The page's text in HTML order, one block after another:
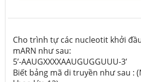
Cho trình tự các nucleotit khởi
mARN như sau:
5’-AAUGXXXXAAUGUGGUUU-3’
Biết bảng mã di truyền như sau :